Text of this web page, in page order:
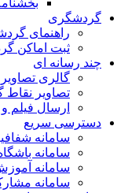
بخشنامه بوجه
گردشگری
راهنمای
ثبت اماکن
چند رسانه ای
گالری
تصاویر
ارسال فیلم
دسترسی سریع
سامانه
سامانه
سامانه
سامانه